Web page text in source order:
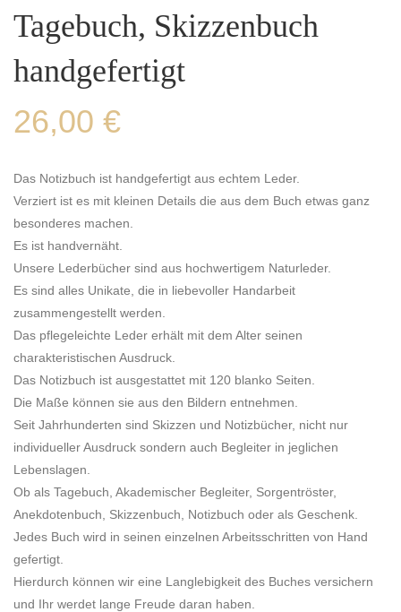
Tagebuch, Skizzenbuch
handgefertigt
26,00 €
Das Notizbuch ist handgefertigt aus echtem Leder.
Verziert ist es mit kleinen Details die aus dem Buch etwas ganz
besonderes machen.
Es ist handvernäht.
Unsere Lederbücher sind aus hochwertigem Naturleder.
Es sind alles Unikate, die in liebevoller Handarbeit
zusammengestellt werden.
Das pflegeleichte Leder erhält mit dem Alter seinen
charakteristischen Ausdruck.
Das Notizbuch ist ausgestattet mit 120 blanko Seiten.
Die Maße können sie aus den Bildern entnehmen.
Seit Jahrhunderten sind Skizzen und Notizbücher, nicht nur
individueller Ausdruck sondern auch Begleiter in jeglichen
Lebenslagen.
Ob als Tagebuch, Akademischer Begleiter, Sorgentröster,
Anekdotenbuch, Skizzenbuch, Notizbuch oder als Geschenk.
Jedes Buch wird in seinen einzelnen Arbeitsschritten von Hand
gefertigt.
Hierdurch können wir eine Langlebigkeit des Buches versichern
und Ihr werdet lange Freude daran haben.